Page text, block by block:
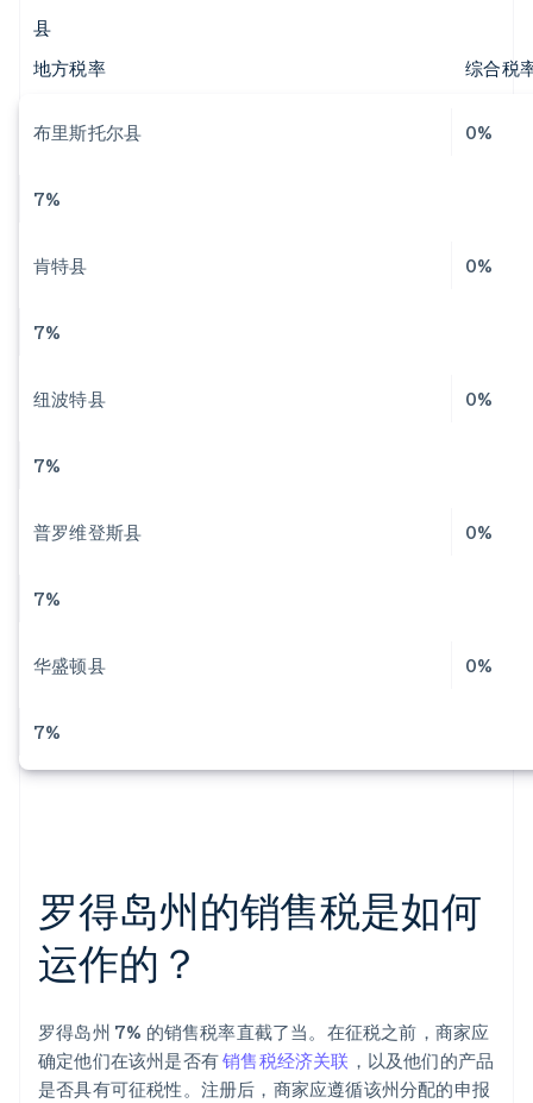
县
地方税率
综合税
布里斯托尔县 0%
7%
肯特县 0%
7%
纽波特县 0%
7%
普罗维登斯县 0%
7%
华盛顿县 0%
7%
罗得岛州的销售税是如何
运作的？
罗得岛州 7% 的销售税率直截了当。在征税之前，商家应
确定他们在该州是否有销售税经济关联 ，以及他们的产品
是否具有可征税性。注册后，商家应遵循该州分配的申报